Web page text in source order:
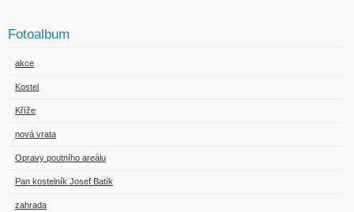
Fotoalbum
akce
Kostel
Kříže
nová vrata
Opravy poutního areálu
Pan kostelník Josef Batík
zahrada